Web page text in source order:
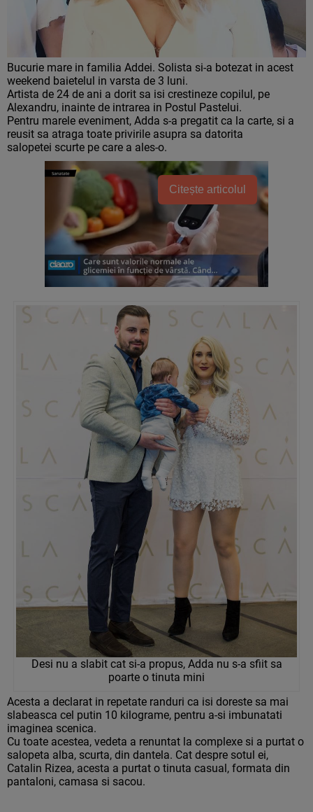
Bucurie mare in familia Addei. Solista si-a botezat in acest
weekend baietelul in varsta de 3 luni.
Artista de 24 de ani a dorit sa isi crestineze copilul, pe
Alexandru, inainte de intrarea in Postul Pastelui.
Pentru marele eveniment, Adda s-a pregatit ca la carte, si a
reusit sa atraga toate privirile asupra sa datorita
salopetei scurte pe care a ales-o.
Citește articolul
Desi nu a slabit cat si-a propus, Adda nu s-a sfiit sa
poarte o tinuta mini
Acesta a declarat in repetate randuri ca isi doreste sa mai
slabeasca cel putin 10 kilograme, pentru a-si imbunatati
imaginea scenica.
Cu toate acestea, vedeta a renuntat la complexe si a purtat o
salopeta alba, scurta, din dantela. Cat despre sotul ei,
Catalin Rizea, acesta a purtat o tinuta casual, formata din
pantaloni, camasa si sacou.